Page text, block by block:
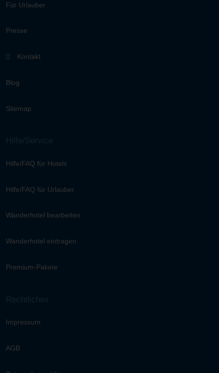
Für Urlauber
Presse
Kontakt
Blog
Sitemap
Hilfe/FAQ für Hotels
Hilfe/FAQ für Urlauber
Wanderhotel bearbeiten
Wanderhotel eintragen
Premium-Pakete
Impressum
AGB